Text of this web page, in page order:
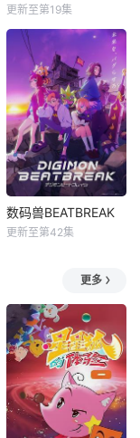
更新至第19集
数码兽BEATBREAK
更新至第42集
更多